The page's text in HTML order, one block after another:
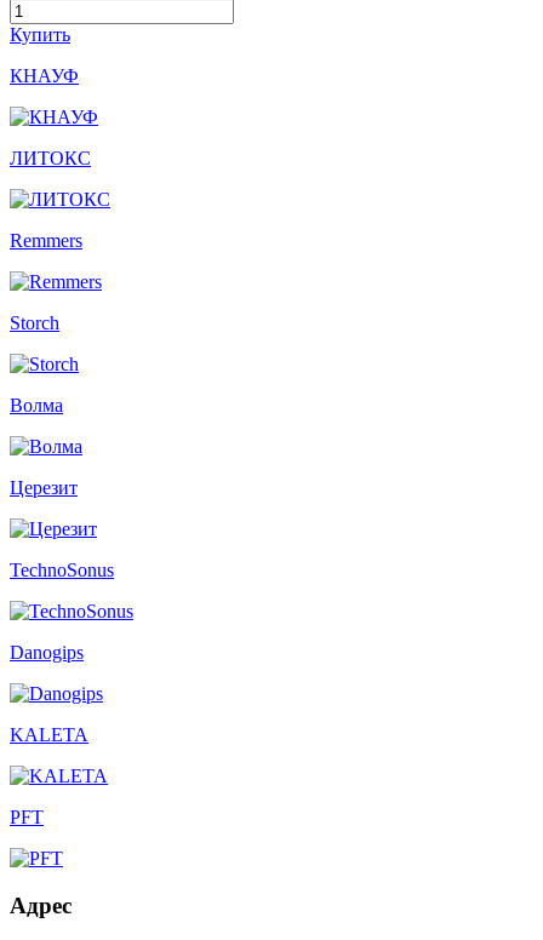
Купить
КНАУФ
ЛИТОКС
Remmers
Storch
Волма
Церезит
TechnoSonus
Danogips
KALETA
PFT
Адрес